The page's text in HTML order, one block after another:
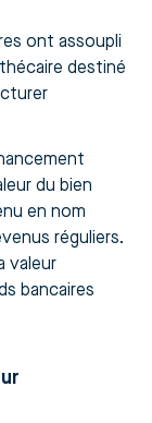
ont assoupli
destiné
du bien
en nom
réguliers.
valeur
bancaires